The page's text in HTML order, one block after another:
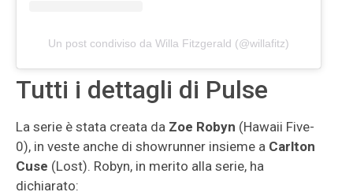
Un post condiviso da Willa Fitzgerald (@willafitz)
Tutti i dettagli di Pulse
La serie è stata creata da Zoe Robyn (Hawaii Five-
0), in veste anche di showrunner insieme a Carlton
Cuse (Lost). Robyn, in merito alla serie, ha
dichiarato: